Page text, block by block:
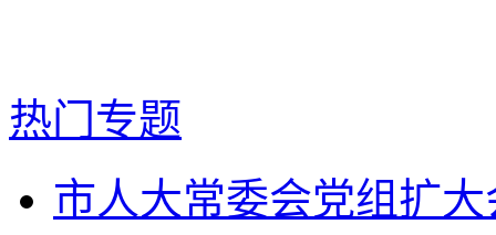
热门专题
市人大常委会党组扩